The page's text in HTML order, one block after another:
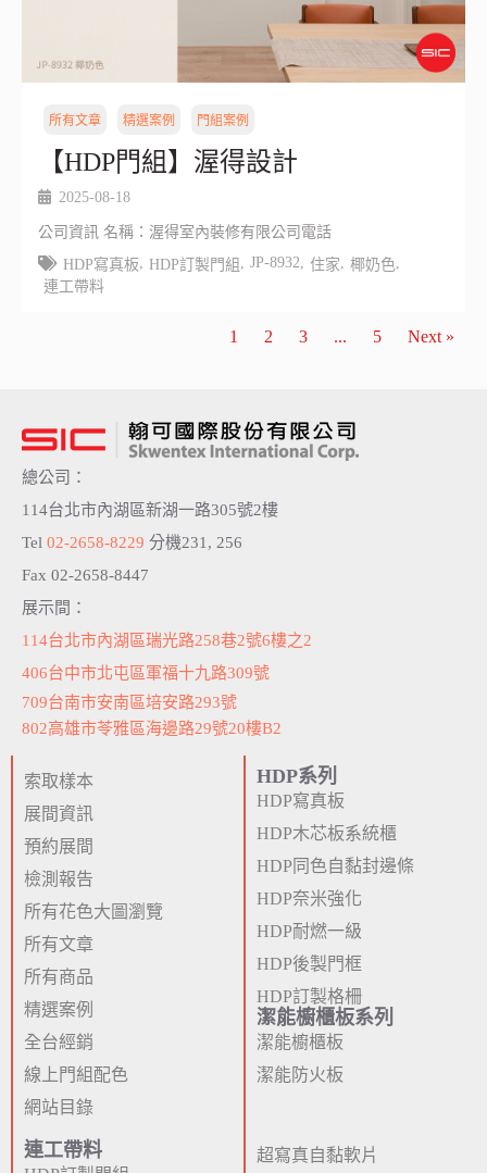
所有文章 精選案例 門組案例
【HDP門組】渥得設計
2025-08-18
公司資訊 名稱：渥得室內裝修有限公司電話
HDP寫真板, HDP訂製門組 , JP-8932, 住家, 椰奶色,
連工帶料
1 2 3 ... 5 Next »
總公司：
114台北市內湖區新湖一路305號2樓
Tel 02-2658-8229 分機231, 256
Fax 02-2658-8447
展示間：
114台北市內湖區瑞光路258巷2號6樓之2
406台中市北屯區軍福十九路309號
709台南市安南區培安路293號
802高雄市苓雅區海邊路29號20樓B2
索取樣本
展間資訊
預約展間
檢測報告
所有花色大圖瀏覽
所有文章
所有商品
精選案例
全台經銷
線上門組配色
網站目錄
HDP系列
HDP寫真板
HDP木芯板系統櫃
HDP同色自黏封邊條
HDP奈米強化
HDP耐燃一級
HDP後製門框
HDP訂製格柵
潔能櫥櫃板系列
潔能櫥櫃板
潔能防火板
連工帶料 超寫真自黏軟片